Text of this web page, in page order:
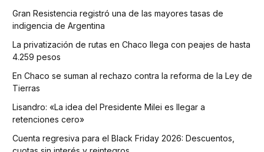
Gran Resistencia registró una de las mayores tasas de
indigencia de Argentina
La privatización de rutas en Chaco llega con peajes de hasta
4.259 pesos
En Chaco se suman al rechazo contra la reforma de la Ley de
Tierras
Lisandro: «La idea del Presidente Milei es llegar a
retenciones cero»
Cuenta regresiva para el Black Friday 2026: Descuentos,